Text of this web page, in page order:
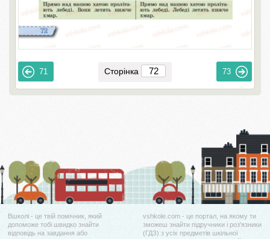
71 Сторінка 73
Вшколі - це твій помічник, який
допоможе тобі швидко знайти
відповідь на завдання або
vshkole.com - це портал, на якому ти
зможеш знайти підручники і роз'язники
(ГДЗ) з усіх предметів шкільної